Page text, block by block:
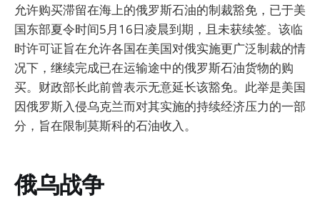
允许购买滞留在海上的俄罗斯石油的制裁豁免，已于美
国东部夏令时间5月16日凌晨到期，且未获续签。该临
时许可证旨在允许各国在美国对俄实施更广泛制裁的情
况下，继续完成已在运输途中的俄罗斯石油货物的购
买。财政部长此前曾表示无意延长该豁免。此举是美国
因俄罗斯入侵乌克兰而对其实施的持续经济压力的一部
分，旨在限制莫斯科的石油收入。
俄乌战争